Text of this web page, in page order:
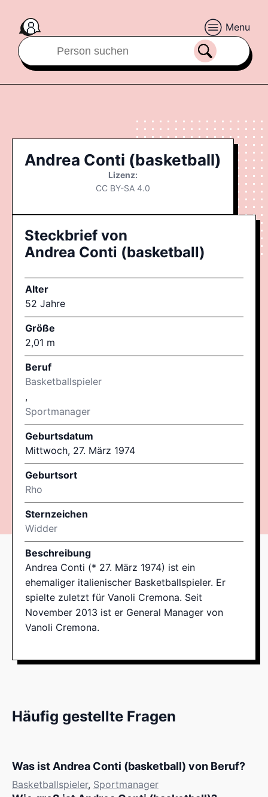
Menu
Andrea Conti (basketball)
Lizenz:
CC BY-SA 4.0
Steckbrief von
Andrea Conti (basketball)
Alter
52 Jahre
Größe
2,01 m
Beruf
Basketballspieler
,
Sportmanager
Geburtsdatum
Mittwoch, 27. März 1974
Geburtsort
Rho
Sternzeichen
Widder
Beschreibung
Andrea Conti (* 27. März 1974) ist ein
ehemaliger italienischer Basketballspieler. Er
spielte zuletzt für Vanoli Cremona. Seit
November 2013 ist er General Manager von
Vanoli Cremona.
Häufig gestellte Fragen
Was ist Andrea Conti (basketball) von Beruf?
Basketballspieler, Sportmanager